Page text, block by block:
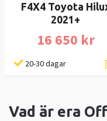
F4X4 Toyota
2021+
16 650 kr
20-30 dagar
Vad är era